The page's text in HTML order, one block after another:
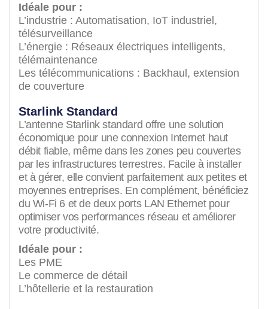
Idéale pour :
L’industrie : Automatisation, IoT industriel,
télésurveillance
L’énergie : Réseaux électriques intelligents,
télémaintenance
Les télécommunications : Backhaul, extension
de couverture
Starlink Standard
L’antenne Starlink standard offre une solution
économique pour une connexion Internet haut
débit fiable, même dans les zones peu couvertes
par les infrastructures terrestres. Facile à installer
et à gérer, elle convient parfaitement aux petites et
moyennes entreprises. En complément, bénéficiez
du Wi-Fi 6 et de deux ports LAN Ethernet pour
optimiser vos performances réseau et améliorer
votre productivité.
Idéale pour :
Les PME
Le commerce de détail
L’hôtellerie et la restauration